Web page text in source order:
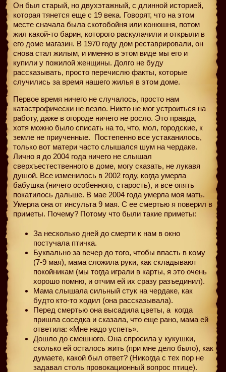
Он был старый, но двухэтажный, с длинной историей,
которая тянется еще с 19 века. Говорят, что на этом
месте сначала была скотобойня или конюшня, потом
жил какой-то барин, которого раскулачили и открыли в
его доме магазин. В 1970 году дом реставрировали, он
снова стал жилым, и именно в этом виде мы его и
купили у пожилой женщины. Долго не буду
рассказывать, просто перечислю факты, которые
случились за время нашего жилья в этом доме.
Первое время ничего не случалось, просто нам
катастрофически не везло. Никто не мог устроиться на
работу, даже в огороде ничего не росло. Это правда,
хотя можно было списать на то, что, мол, городские, к
земле не приученные. Постепенно все устаканилось,
только вот матери часто слышался шум на чердаке.
Лично я до 2004 года ничего не слышал
сверхъестественного в доме, могу сказать, не лукавя
душой. Все изменилось в 2002 году, когда умерла
бабушка (ничего особенного, старость), и все опять
покатилось дальше. В мае 2004 года умерла моя мать.
Умерла она от инсульта 9 мая. С ее смертью я поверил в
приметы. Почему? Потому что были такие приметы:
За несколько дней до смерти к нам в окно
постучала птичка.
Буквально за вечер до того, чтобы впасть в кому
(7-9 мая), мама сложила руки, как складывают
покойникам (мы тогда играли в карты, я это очень
хорошо помню, и отчим ей их сразу разъединил).
Мама слышала сильный стук на чердаке, как
будто кто-то ходил (она рассказывала).
Перед смертью она высадила цветы, а когда
пришла соседка и сказала, что еще рано, мама ей
ответила: «Мне надо успеть».
Дошло до смешного. Она спросила у кукушки,
сколько ей осталось жить (при мне дело было), как
думаете, какой был ответ? (Никогда с тех пор не
задавал столь провокационный вопрос птице).